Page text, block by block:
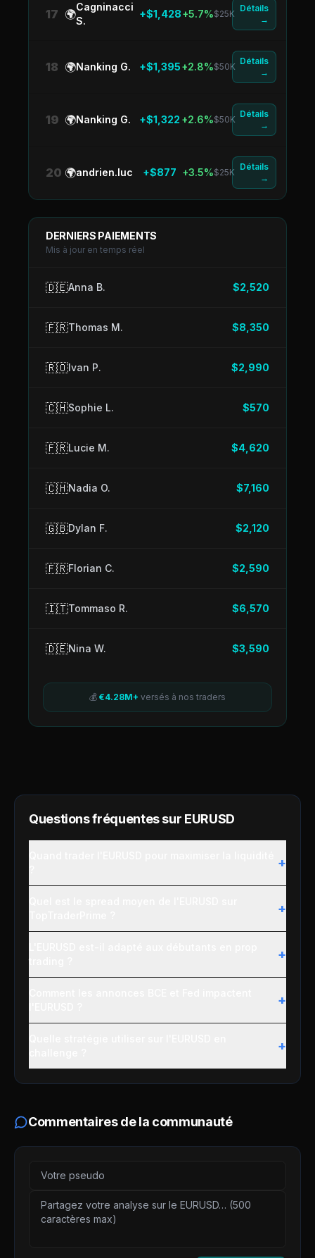
17 🌍
Cagninacci
S.
+$1,428+5.7%$25K
Détails
→
18 🌍Nanking G. +$1,395+2.8%$50K
Détails
→
19 🌍Nanking G. +$1,322 +2.6%$50K
Détails
→
20 🌍andrien.luc +$877 +3.5%$25K
Détails
→
DERNIERS PAIEMENTS
Mis à jour en temps réel
🇩🇪Anna B. $2,520
🇫🇷Thomas M. $8,350
🇷🇴Ivan P. $2,990
🇨🇭Sophie L. $570
🇫🇷Lucie M. $4,620
🇨🇭Nadia O. $7,160
🇬🇧Dylan F. $2,120
🇫🇷Florian C. $2,590
🇮🇹Tommaso R. $6,570
🇩🇪Nina W. $3,590
💰 €4.28M+ versés à nos traders
Questions fréquentes sur EURUSD
+
+
+
+
+
Commentaires de la communauté